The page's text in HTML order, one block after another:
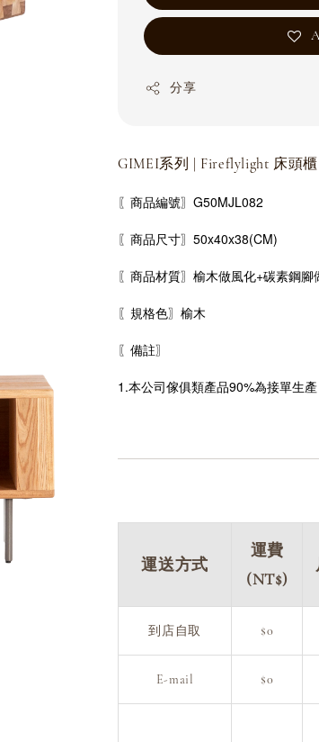
分享
GIMEI系列 | Fireflylight 床頭櫃
〖商品編號〗G50MJL082
〖商品尺寸〗50x40x38(CM)
〖商品材質〗榆木做風化+碳素鋼腳
〖規格色〗榆木
〖備註〗
1.本公司傢俱類產品90%為接單生
運送方式
運費
(NT$)
到店自取 $0
E-mail $0